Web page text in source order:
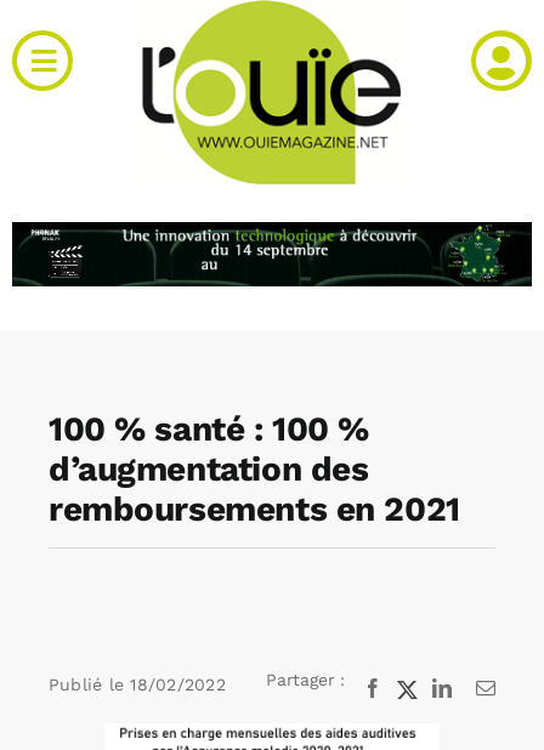
au
contenu
Toggle
Navigation
RH et emploi
Agenda
100 % santé : 100 %
d’augmentation des
remboursements en 2021
Publié le 18/02/2022 Partager : Facebook
X LinkedInEmail